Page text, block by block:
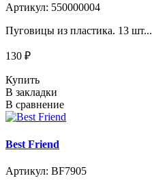
Артикул: 550000004
Пуговицы из пластика. 13 шт...
130 ₽
Купить
В закладки
В сравнение
Best Friend
Артикул: BF7905